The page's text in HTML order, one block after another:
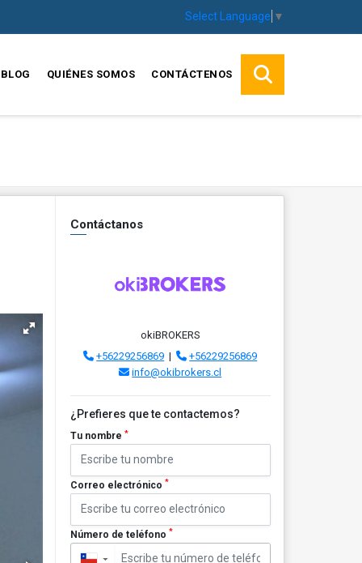
Select Language ▼
BLOG QUIÉNES SOMOS CONTÁCTENOS
Contáctanos
okiBROKERS
+56229256869 |
+56229256869
info@okibrokers.cl
¿Prefieres que te contactemos?
Tu nombre *
Correo electrónico *
Número de teléfono *
▼